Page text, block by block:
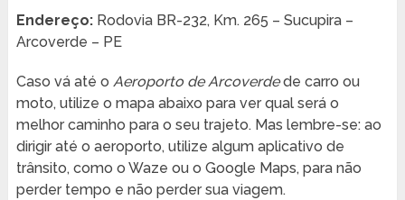
Endereço:Rodovia BR-232, Km. 265 – Sucupira –
Arcoverde – PE
Caso vá até o Aeroporto de Arcoverdede carro ou
moto, utilize o mapa abaixo para ver qual será o
melhor caminho para o seu trajeto. Mas lembre-se: ao
dirigir até o aeroporto, utilize algum aplicativo de
trânsito, como o Waze ou o Google Maps, para não
perder tempo e não perder sua viagem.